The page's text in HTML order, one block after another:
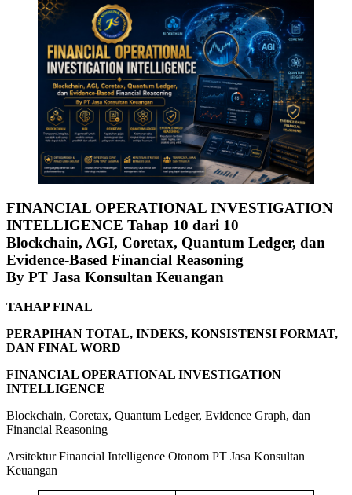
FINANCIAL OPERATIONAL INVESTIGATION
INTELLIGENCE Tahap 10 dari 10
Blockchain, AGI, Coretax, Quantum Ledger, dan
Evidence-Based Financial Reasoning
By PT Jasa Konsultan Keuangan
TAHAP FINAL
PERAPIHAN TOTAL, INDEKS, KONSISTENSI FORMAT,
DAN FINAL WORD
FINANCIAL OPERATIONAL INVESTIGATION
INTELLIGENCE
Blockchain, Coretax, Quantum Ledger, Evidence Graph, dan
Financial Reasoning
Arsitektur Financial Intelligence Otonom PT Jasa Konsultan
Keuangan